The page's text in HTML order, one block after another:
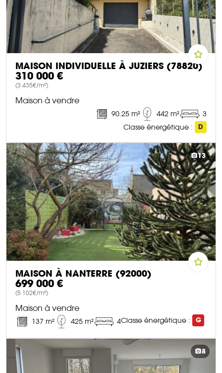
MAISON INDIVIDUELLE À JUZIERS (78820)
310 000 €
(3 435€/m²)
Maison à vendre
90.25 m² 442 m²
3
Classe énergétique :
D
DÉCOUVRIR CE BIEN
13
MAISON À NANTERRE (92000)
699 000 €
(5 102€/m²)
Maison à vendre
137 m² 425 m² 4Classe énergétique : G
8